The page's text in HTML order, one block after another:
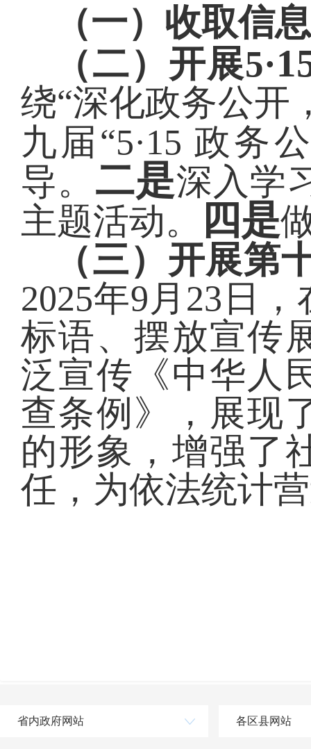
（一）收取信
（二）开展5·
绕“深化政务公开
九届“5·15 政务
导。 二是深入学
主题活动。
四是
（三）开展第
2025年9 月 23 日
标语、摆放宣传
泛宣传《中华人
查条例》，展现
的形象，增强了
任，为依法统计
省内政府网站 各区县网站